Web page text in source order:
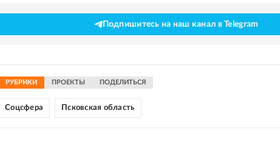
Подпишитесь на наш канал в Telegram
РУБРИКИ ПРОЕКТЫ ПОДЕЛИТЬСЯ
Соцсфера Псковская область